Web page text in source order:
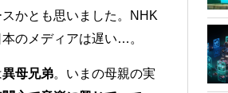
かとも思いました。NHK
のメディアは遅い…。
異母兄弟。いまの母親の実